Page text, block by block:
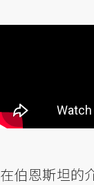
在伯恩斯坦的